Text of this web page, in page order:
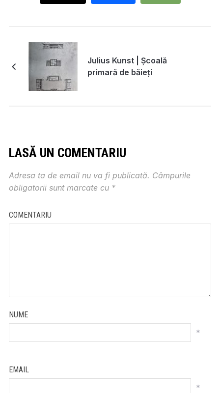
Julius Kunst | Școală
primară de băieți
LASĂ UN COMENTARIU
Adresa ta de email nu va fi publicată. Câmpurile
obligatorii sunt marcate cu *
COMENTARIU
NUME
*
EMAIL
*